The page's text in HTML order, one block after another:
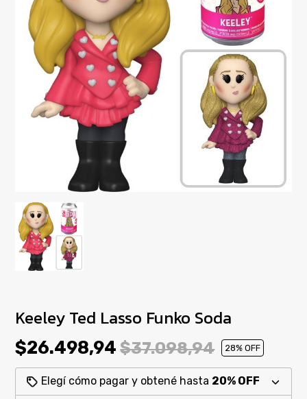
Keeley Ted Lasso Funko Soda
$26.498,94$37.098,94 28% OFF
Elegí cómo pagar y obtené hasta 20% OFF